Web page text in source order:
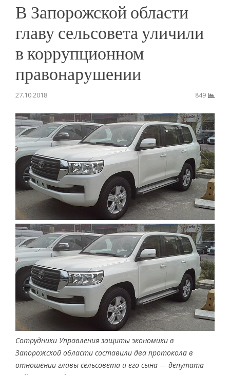
В Запорожской области
главу сельсовета уличили
в коррупционном
правонарушении
27.10.2018 849
Сотрудники Управления защиты экономики в
Запорожской области составили два протокола в
отношении главы сельсовета и его сына — депутата